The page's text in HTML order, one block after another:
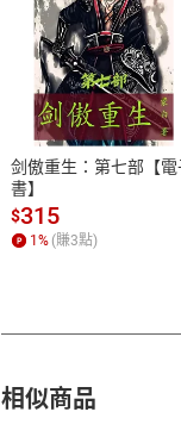
付款方式
ATM轉帳、信用
剑傲重生：第七部【電
書】
$315
1 % (賺3點)
相似商品